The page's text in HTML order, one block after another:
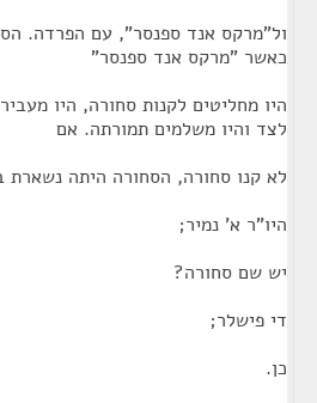
ול"מרקס אנד ספנסר", עם הפרדה.
כאשר "מרקס אנד ספנסר"
היו מחליטים לקנות סחורה, היו
לצד והיו משלמים תמורתה. אם
לא קנו סחורה, הסחורה היתה נשארת
היו"ר א' נמיר;
יש שם סחורה?
די פישלר;
כן.